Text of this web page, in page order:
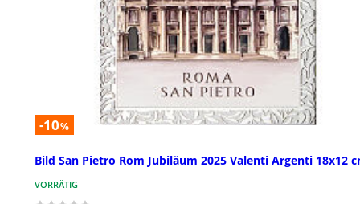
-10%
Bild San Pietro Rom Jubiläum 2025 Valenti Argenti 18x12
VORRÄTIG